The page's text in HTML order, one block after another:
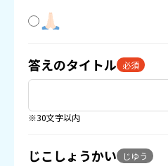
答えのタイトル 必須
※30文字以内
じこしょうかい じゆう